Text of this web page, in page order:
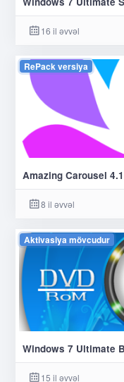
16 il əvvəl
RePack versiya
Amazing Carousel
8 il əvvəl
Aktivasiya mövcudur
Windows 7 Ultimate
15 il əvvəl